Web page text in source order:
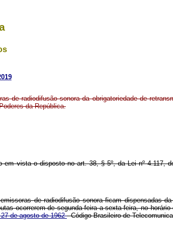
de radiodifusão sonora da obrigatoriedade de
da República.
vista o disposto no art. 38, § 5º, da Lei nº 4.117,
de radiodifusão sonora ficam dispensadas
ocorrerem de segunda-feira a sexta-feira, no
de agosto de 1962- Código Brasileiro de